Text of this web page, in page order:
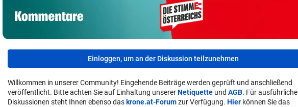
Einloggen, um an der Diskussion teilzunehmen
Willkommen in unserer Community! Eingehende Beiträge werden geprüft und anschließend
veröffentlicht. Bitte achten Sie auf Einhaltung unsererNetiquette und AGB. Für ausführliche
Diskussionen steht Ihnen ebenso das krone.at-Forumzur Verfügung. Hier können Sie das